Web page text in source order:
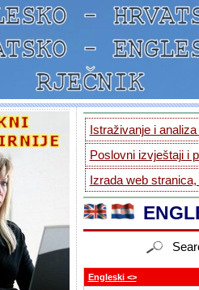
Istraživanje i
Poslovni izvještaji i
Izrada web
Engleski <>